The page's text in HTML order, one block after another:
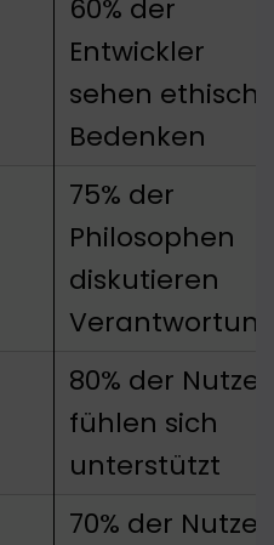
60% der
Entwickler
sehen
Bedenken
75% der
Philosophen
diskutieren
80% der Nutzer
fühlen sich
unterstützt
70% der Nutzer